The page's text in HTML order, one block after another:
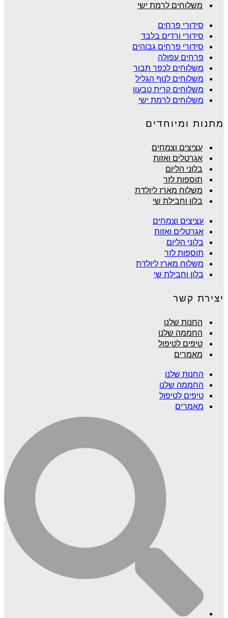
משלוחים לרמת ישי
סידורי פרחים
סידורי ורדים בלבד
סידורי פרחים גבוהים
פרחים עפולה
משלוחים לכפר תבור
משלוחים לנוף הגליל
משלוחים קרית טבעון
משלוחים לרמת ישי
מתנות ומיוחדים
עציצים וצמחים
אגרטלים ואזות
בלוני הליום
תוספות לזר
משלוח מארז ליולדת
בלון וחבילת שי
עציצים וצמחים
אגרטלים ואזות
בלוני הליום
תוספות לזר
משלוח מארז ליולדת
בלון וחבילת שי
יצירת קשר
החנות שלנו
החממה שלנו
טיפים לטיפול
מאמרים
החנות שלנו
החממה שלנו
טיפים לטיפול
מאמרים